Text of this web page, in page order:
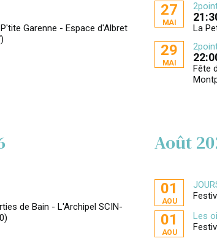
Garenne - Espace d'Albret
27
MAI La
29
MAI
Fête
de Bain - L'Archipel SCIN-
Août
01
AOU
01
AOU
Les